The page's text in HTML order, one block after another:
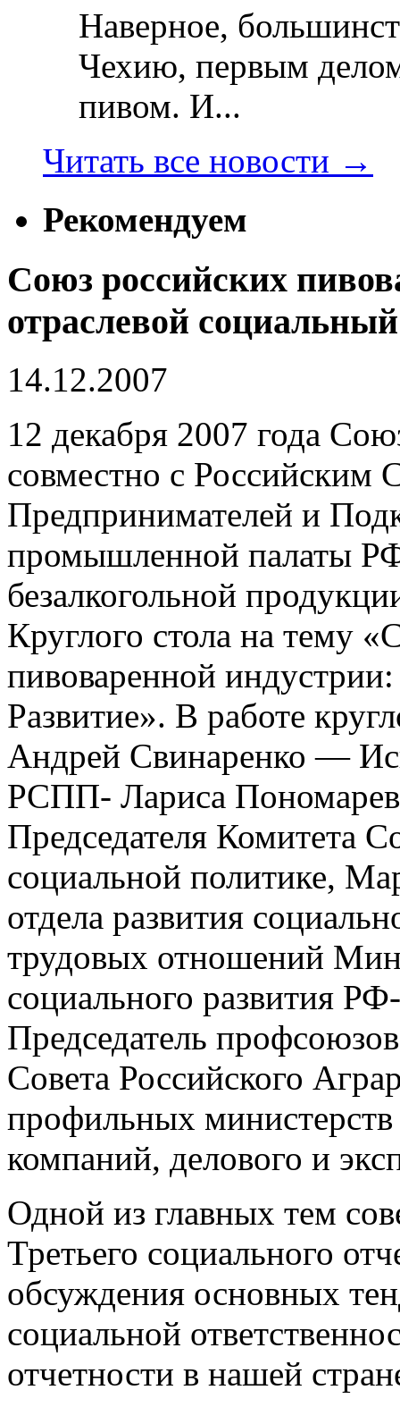
Наверное,
Чехию, первым
пивом. И...
Читать все новости →
Рекомендуем
Союз российских
отраслевой
14.12.2007
12 декабря 2007 года
совместно с
Предпринимателей и
промышленной палаты
безалкогольной
Круглого стола на тему
пивоваренной
Развитие». В работе
Андрей Свинаренко —
РСПП- Лариса
Председателя Комитета
социальной политике,
отдела развития
трудовых отношений
социального развития
Председатель
Совета Российского
профильных
компаний, делового и
Одной из главных тем
Третьего социального
обсуждения основных
социальной
отчетности в нашей